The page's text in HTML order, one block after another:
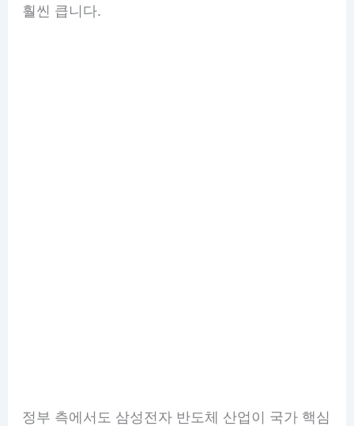
훨씬 큽니다.
정부 측에서도 삼성전자 반도체 산업이 국가 핵심